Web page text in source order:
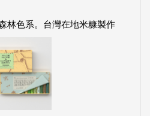
林色系。台灣在地米糠製作